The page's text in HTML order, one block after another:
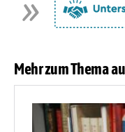
Mehr zum Thema